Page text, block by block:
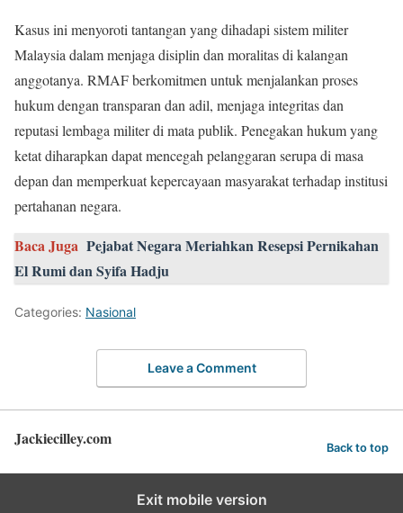
Kasus ini menyoroti tantangan yang dihadapi sistem militer
Malaysia dalam menjaga disiplin dan moralitas di kalangan
anggotanya. RMAF berkomitmen untuk menjalankan proses
hukum dengan transparan dan adil, menjaga integritas dan
reputasi lembaga militer di mata publik. Penegakan hukum yang
ketat diharapkan dapat mencegah pelanggaran serupa di masa
depan dan memperkuat kepercayaan masyarakat terhadap institusi
pertahanan negara.
Baca Juga Pejabat Negara Meriahkan Resepsi Pernikahan
El Rumi dan Syifa Hadju
Categories: Nasional
Leave a Comment
Jackiecilley.com Back to top
Exit mobile version